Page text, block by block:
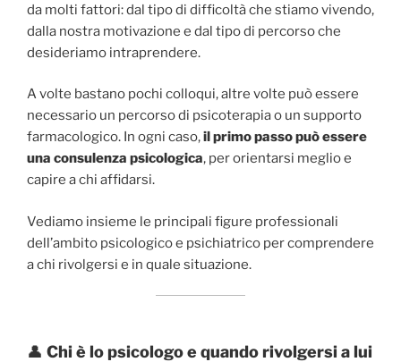
da molti fattori: dal tipo di difficoltà che stiamo vivendo,
dalla nostra motivazione e dal tipo di percorso che
desideriamo intraprendere.
A volte bastano pochi colloqui, altre volte può essere
necessario un percorso di psicoterapia o un supporto
farmacologico. In ogni caso,il primo passo può essere
una consulenza psicologica, per orientarsi meglio e
capire a chi affidarsi.
Vediamo insieme le principali figure professionali
dell’ambito psicologico e psichiatrico per comprendere
a chi rivolgersi e in quale situazione.
👤 Chi è lo psicologo e quando rivolgersi a lui